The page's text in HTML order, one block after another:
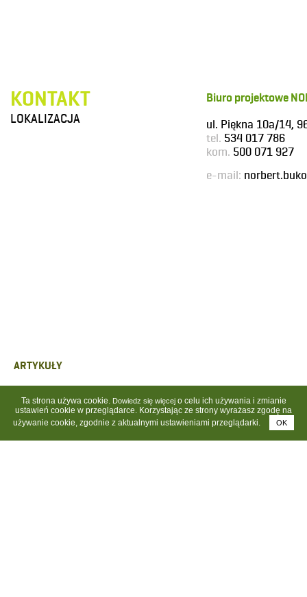
KONTAKT
LOKALIZACJA
Biuro projektowe
ul. Piękna 10a/14,
tel. 534 017 786
kom. 500 071 927
e-mail:
ARTYKUŁY
Ta strona używa cookie. Dowiedz się więcejo celu ich używania i zmianie
ustawień cookie w przeglądarce. Korzystając ze strony wyrażasz zgodę na
używanie cookie, zgodnie z aktualnymi ustawieniami przeglądarki.
OK